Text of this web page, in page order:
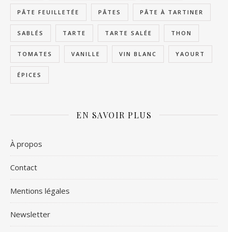
PÂTE FEUILLETÉE PÂTES PÂTE À TARTINER
SABLÉS TARTE TARTE SALÉE THON
TOMATES VANILLE VIN BLANC YAOURT
ÉPICES
EN SAVOIR PLUS
À propos
Contact
Mentions légales
Newsletter